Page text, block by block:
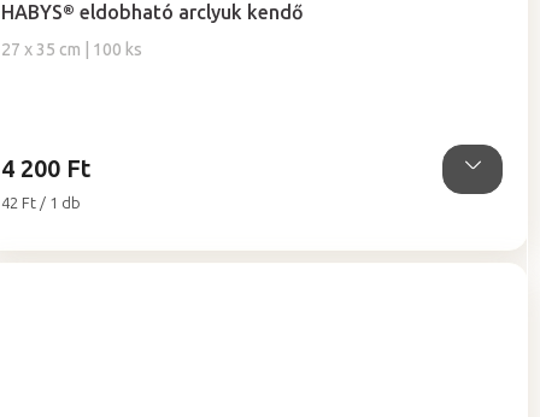
HABYS® eldobható arclyuk kendő
27 x 35 cm | 100 ks
átlagos
értékelése
4 200 Ft
Egységár:
42 Ft / 1 db